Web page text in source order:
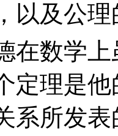
以及公
数学上
定理是
系所发